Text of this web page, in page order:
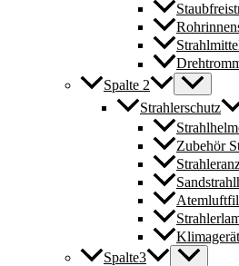
Spalte 2
Strahlerschutz
Zubehör
Spalte3